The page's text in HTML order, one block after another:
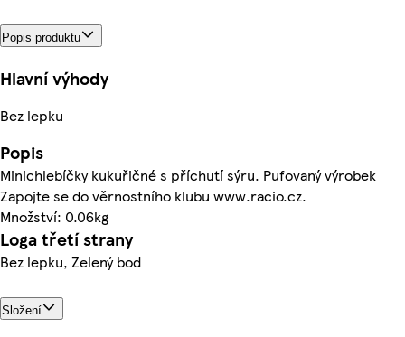
Popis produktu
Hlavní výhody
Bez lepku
Popis
Minichlebíčky kukuřičné s příchutí sýru. Pufovaný výrobek
Zapojte se do věrnostního klubu www.racio.cz.
Množství: 0.06kg
Loga třetí strany
Bez lepku, Zelený bod
Složení